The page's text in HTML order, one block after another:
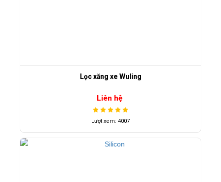
Lọc xăng xe Wuling
Liên hệ
Lượt xem: 4007